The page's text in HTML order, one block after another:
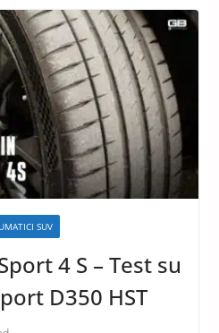
SUV
4 S – Test su
D350 HST